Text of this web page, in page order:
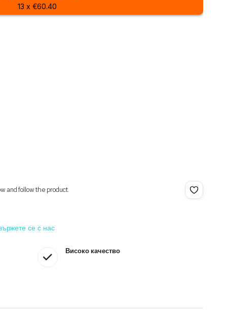
13 x €60.40
and follow the product.
се с нас
Високо качество